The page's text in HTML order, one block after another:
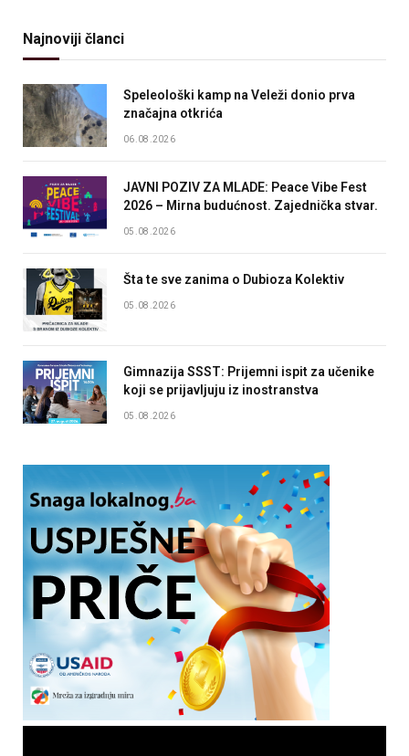
Najnoviji članci
Speleološki kamp na Veleži donio prva
značajna otkrića
06.08.2026
JAVNI POZIV ZA MLADE: Peace Vibe Fest
2026 – Mirna budućnost. Zajednička stvar.
05.08.2026
Šta te sve zanima o Dubioza Kolektiv
05.08.2026
Gimnazija SSST: Prijemni ispit za učenike
koji se prijavljuju iz inostranstva
05.08.2026